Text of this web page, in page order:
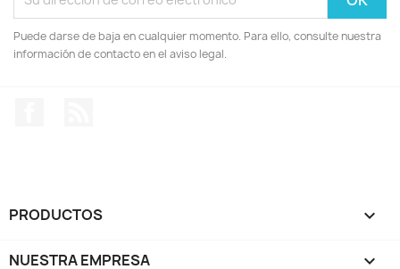
Puede darse de baja en cualquier momento. Para ello, consulte nuestra
información de contacto en el aviso legal.
PRODUCTOS 
NUESTRA EMPRESA 